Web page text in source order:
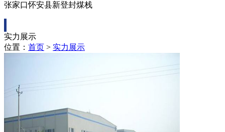
张家口怀安县新登封煤栈
实力展示
位置： 首页 > 实力展示